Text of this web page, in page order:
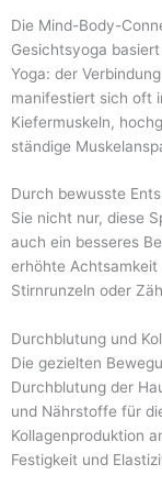
Die Mind-Body-
Gesichtsyoga
Yoga: der
manifestiert sich oft
Kiefermuskeln,
ständige
Durch bewusste
Sie nicht nur, diese
auch ein besseres
erhöhte
Stirnrunzeln oder
Durchblutung und
Die gezielten
Durchblutung der
und Nährstoffe für
Kollagenproduktion
Festigkeit und